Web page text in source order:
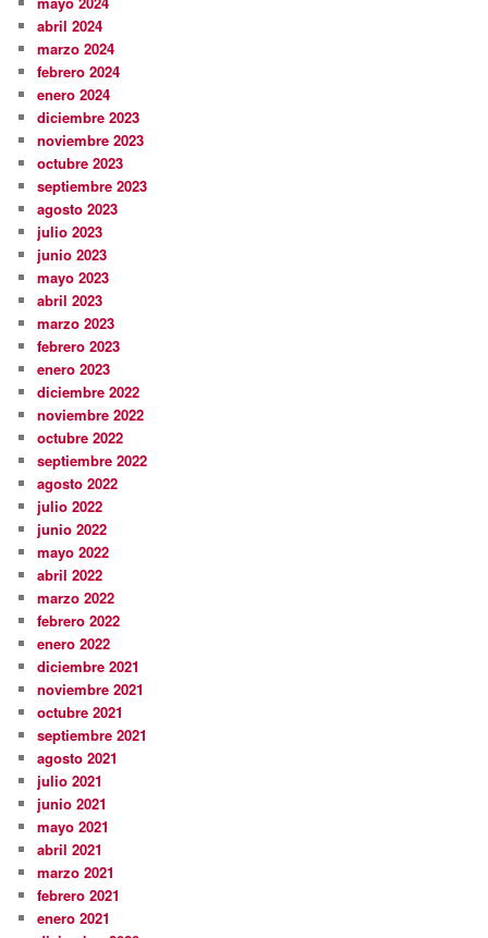
abril 2024
marzo 2024
febrero 2024
enero 2024
diciembre 2023
noviembre 2023
octubre 2023
septiembre 2023
agosto 2023
julio 2023
junio 2023
mayo 2023
abril 2023
marzo 2023
febrero 2023
enero 2023
diciembre 2022
noviembre 2022
octubre 2022
septiembre 2022
agosto 2022
julio 2022
junio 2022
mayo 2022
abril 2022
marzo 2022
febrero 2022
enero 2022
diciembre 2021
noviembre 2021
octubre 2021
septiembre 2021
agosto 2021
julio 2021
junio 2021
mayo 2021
abril 2021
marzo 2021
febrero 2021
enero 2021